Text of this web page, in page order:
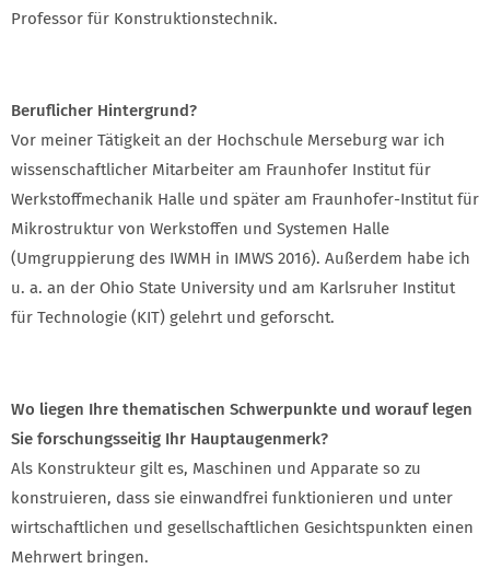
Professor für Konstruktionstechnik.
Beruflicher Hintergrund?
Vor meiner Tätigkeit an der Hochschule Merseburg war ich
wissenschaftlicher Mitarbeiter am Fraunhofer Institut für
Werkstoffmechanik Halle und später am Fraunhofer-Institut für
Mikrostruktur von Werkstoffen und Systemen Halle
(Umgruppierung des IWMH in IMWS 2016). Außerdem habe ich
u. a. an der Ohio State University und am Karlsruher Institut
für Technologie (KIT) gelehrt und geforscht.
Wo liegen Ihre thematischen Schwerpunkte und worauf legen
Sie forschungsseitig Ihr Hauptaugenmerk?
Als Konstrukteur gilt es, Maschinen und Apparate so zu
konstruieren, dass sie einwandfrei funktionieren und unter
wirtschaftlichen und gesellschaftlichen Gesichtspunkten einen
Mehrwert bringen.